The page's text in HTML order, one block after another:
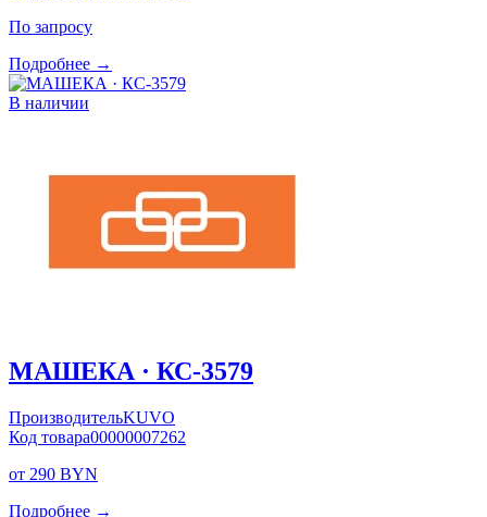
По запросу
Подробнее →
В наличии
МАШЕКА · КС-3579
ПроизводительKUVO
Код товара00000007262
от 290 BYN
Подробнее →